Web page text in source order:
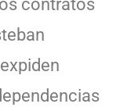
contratos